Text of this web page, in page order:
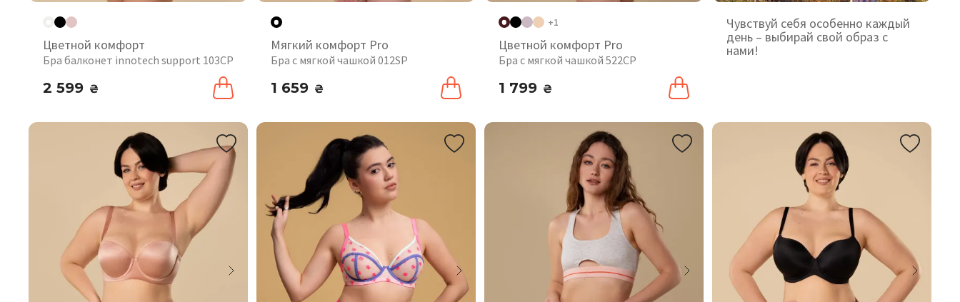
Цветной комфорт
Бра балконет innotech support 103CP
2 599 ₴
Мягкий комфорт Pro
Бра с мягкой чашкой 012SP
1 659 ₴
+1
Цветной комфорт Pro
Бра с мягкой чашкой 522CP
1 799 ₴
Чувствуй себя особенно каждый
день – выбирай свой образ с
нами!